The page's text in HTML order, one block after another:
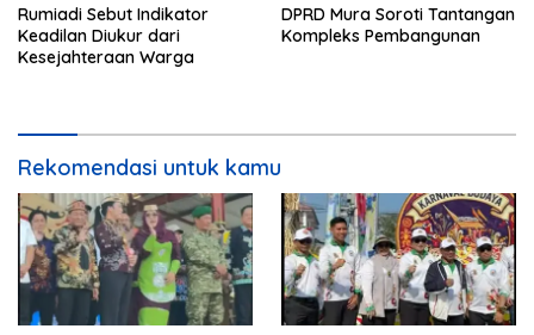
Rumiadi Sebut Indikator
Keadilan Diukur dari
Kesejahteraan Warga
DPRD Mura Soroti Tantangan
Kompleks Pembangunan
Rekomendasi untuk kamu